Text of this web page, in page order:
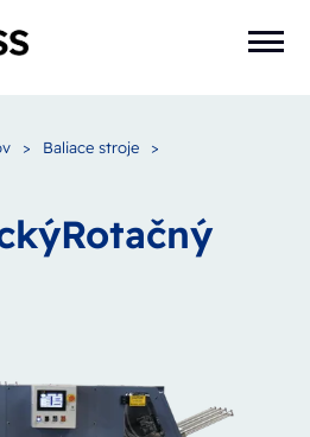
> Baliace stroje
>
Rotačný